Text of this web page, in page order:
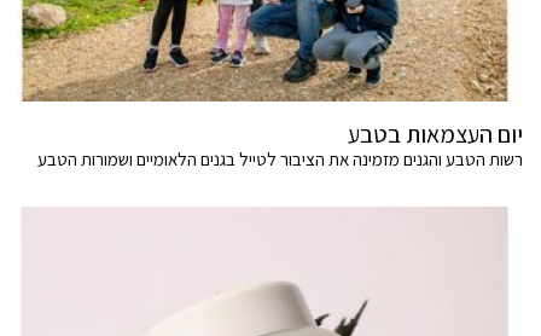
יום העצמאות בטבע
רשות הטבע והגנים מזמינה את הציבור לטייל בגנים הלאומיים ושמורות הטבע